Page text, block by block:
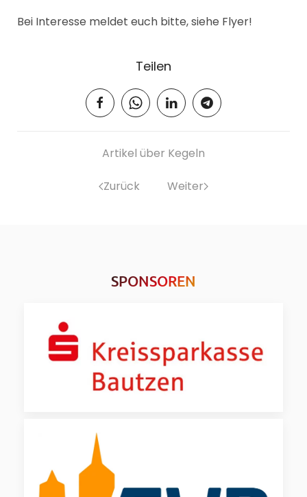
Bei Interesse meldet euch bitte, siehe Flyer!
Teilen
Artikel über Kegeln
Zurück Weiter
SPONSOREN